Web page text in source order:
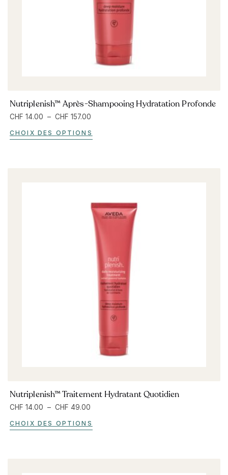
Nutriplenish™ Après-Shampooing Hydratation Profonde
CHF 14.00 – CHF 157.00
CHOIX DES OPTIONS
Nutriplenish™ Traitement Hydratant Quotidien
CHF 14.00 – CHF 49.00
CHOIX DES OPTIONS